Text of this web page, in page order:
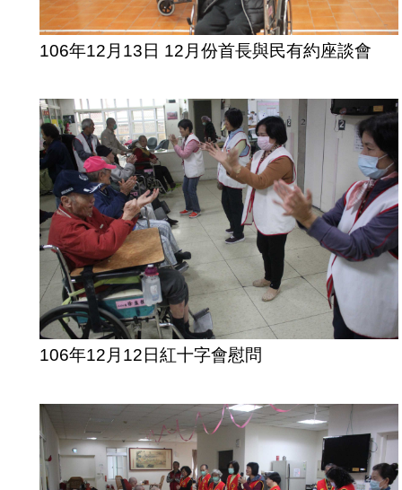
106年12月13日 12月份首長與民有約座談會
106年12月12日紅十字會慰問